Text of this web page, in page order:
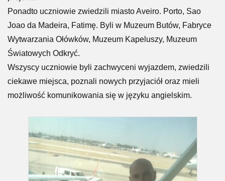
Ponadto uczniowie zwiedzili miasto Aveiro. Porto, Sao
Joao da Madeira, Fatimę. Byli w Muzeum Butów, Fabryce
Wytwarzania Ołówków, Muzeum Kapeluszy, Muzeum
Światowych Odkryć.
Wszyscy uczniowie byli zachwyceni wyjazdem, zwiedzili
ciekawe miejsca, poznali nowych przyjaciół oraz mieli
możliwość komunikowania się w języku angielskim.